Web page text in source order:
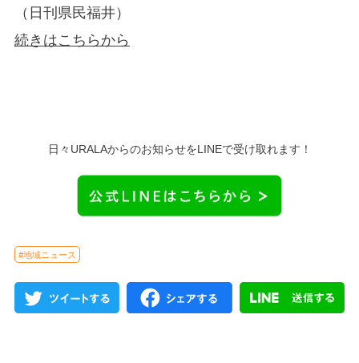
（日刊県民福井）
続きはこちらから
日々URALAからのお知らせをLINEで受け取れます！
#地域ニュース